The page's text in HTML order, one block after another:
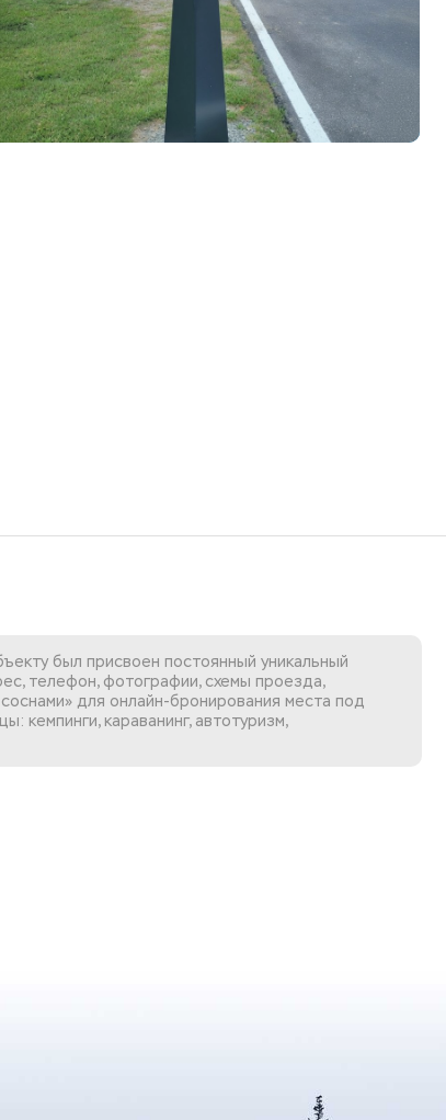
был присвоен постоянный уникальный
телефон, фотографии, схемы проезда,
для онлайн-бронирования места под
кемпинги, караванинг, автотуризм,